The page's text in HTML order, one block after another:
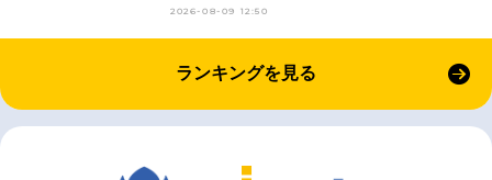
2026-08-09 12:50
ランキングを見る